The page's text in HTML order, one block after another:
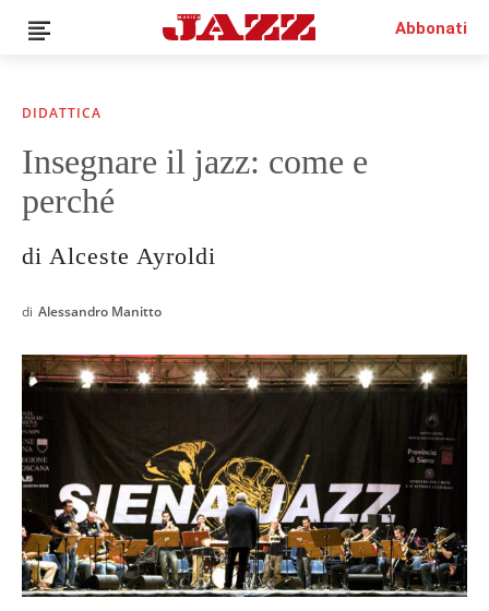
News
Interviste
Rubriche
Radio
Area riservata
€0.00
Abbonati
DIDATTICA
Insegnare il jazz: come e
perché
di Alceste Ayroldi
di Alessandro Manitto